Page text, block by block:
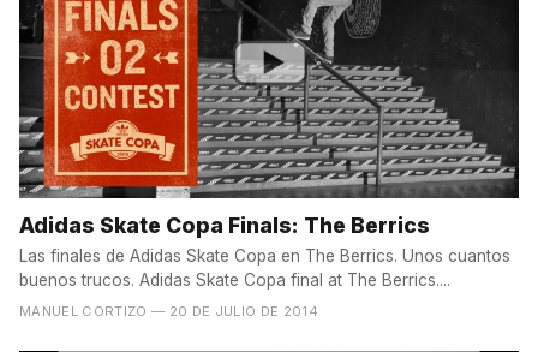
Adidas Skate Copa Finals: The Berrics
Las finales de Adidas Skate Copa en The Berrics. Unos cuantos
buenos trucos. Adidas Skate Copa final at The Berrics....
MANUEL CORTIZO — 20 DE JULIO DE 2014